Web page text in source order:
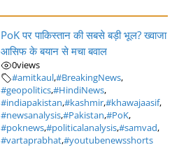
PoK पर पाकिस्तान की सबसे बड़ी भूल? ख्वाजा
आसिफ के बयान से मचा बवाल
0views
#amitkaul,#BreakingNews,
#geopolitics,#HindiNews,
#indiapakistan,#kashmir,#khawajaasif,
#newsanalysis,#Pakistan,#PoK,
#poknews,#politicalanalysis,#samvad,
#vartaprabhat,#youtubenewsshorts